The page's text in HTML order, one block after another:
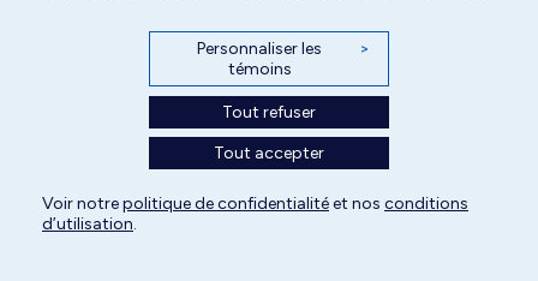
Personnaliser les
témoins
>
Tout refuser
Tout accepter
Voir notrepolitique de confidentialitéet nos conditions
d’utilisation.